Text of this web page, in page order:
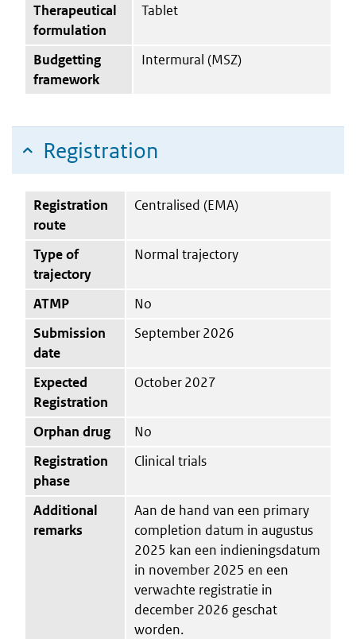
Therapeutical
formulation
Tablet
Budgetting
framework
Intermural (MSZ)
Registration
Registration
route
Centralised (EMA)
Type of
trajectory
Normal trajectory
ATMP
No
Submission
date
September 2026
Expected
Registration
October 2027
Orphan drug
No
Registration
phase
Clinical trials
Additional
remarks
Aan de hand van een primary
completion datum in augustus
2025 kan een indieningsdatum
in november 2025 en een
verwachte registratie in
december 2026 geschat
worden.